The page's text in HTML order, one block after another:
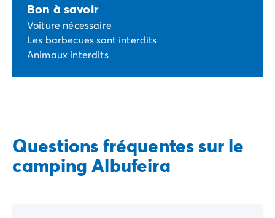
Bon à savoir
Voiture nécessaire
Les barbecues sont interdits
Animaux interdits
Questions fréquentes sur le
camping Albufeira